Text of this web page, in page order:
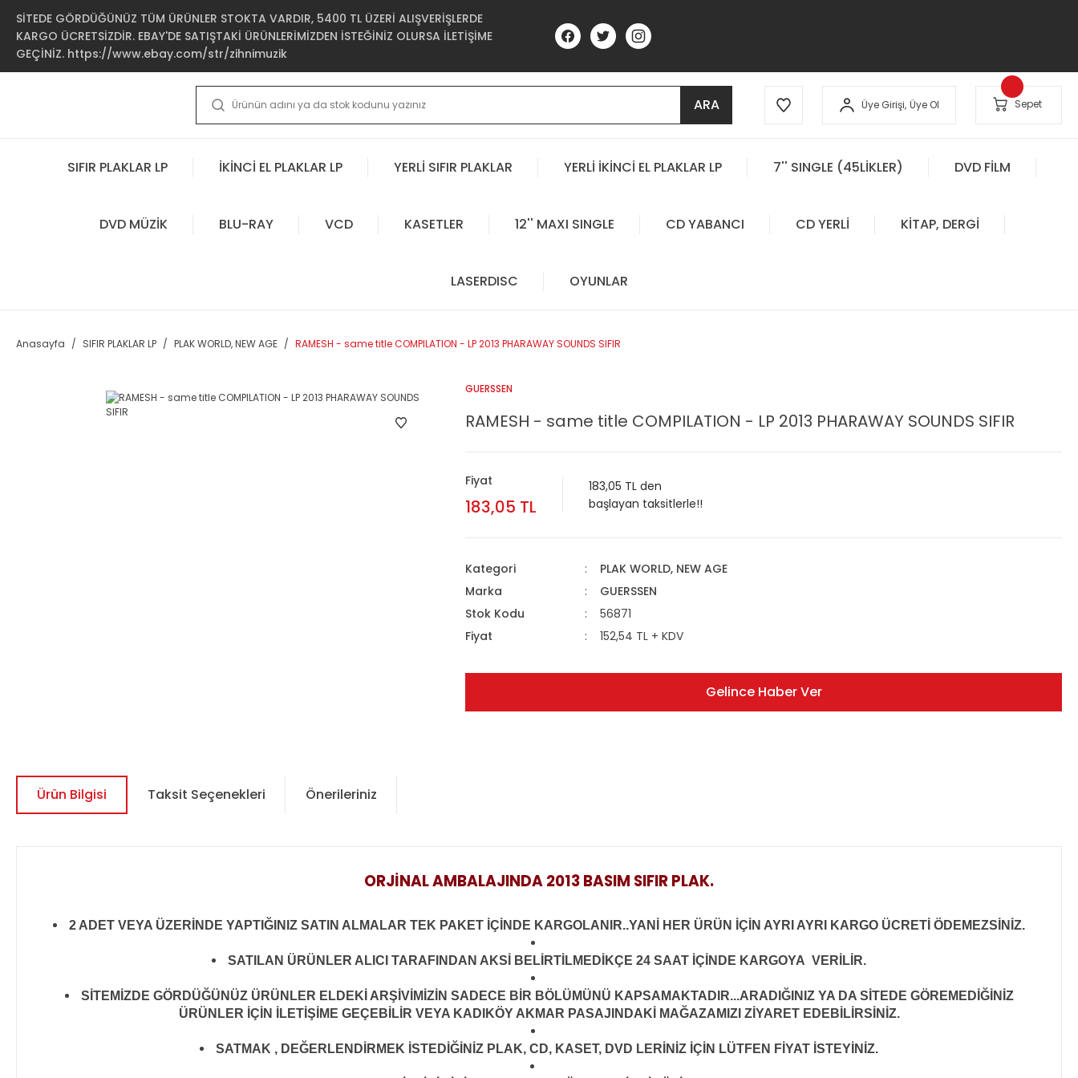
SİTEDE GÖRDÜĞÜNÜZ TÜM ÜRÜNLER STOKTA VARDIR, 5400 TL ÜZERİ ALIŞVERİŞLERDE
KARGO ÜCRETSİZDİR. EBAY'DE SATIŞTAKİ ÜRÜNLERİMİZDEN İSTEĞİNİZ OLURSA İLETİŞİME
GEÇİNİZ. https://www.ebay.com/str/zihnimuzik
ARA Üye Girişi, Üye Ol Sepet
SIFIR PLAKLAR LP İKİNCİ EL PLAKLAR LP YERLİ SIFIR PLAKLAR YERLİ İKİNCİ EL PLAKLAR LP 7'' SINGLE (45LİKLER) DVD FİLM
DVD MÜZİK BLU-RAY VCD KASETLER 12'' MAXI SINGLE CD YABANCI CD YERLİ KİTAP, DERGİ
LASERDISC OYUNLAR
Anasayfa SIFIR PLAKLAR LP PLAK WORLD, NEW AGE RAMESH - same title COMPILATION - LP 2013 PHARAWAY SOUNDS SIFIR
GUERSSEN
RAMESH - same title COMPILATION - LP 2013 PHARAWAY SOUNDS SIFIR
Fiyat
183,05 TL
183,05 TL den
başlayan taksitlerle!!
Kategori
PLAK WORLD, NEW AGE
Marka
GUERSSEN
Stok Kodu
56871
Fiyat
152,54 TL + KDV
Gelince Haber Ver
Ürün Bilgisi Taksit Seçenekleri Önerileriniz
ORJİNAL AMBALAJINDA 2013 BASIM SIFIR PLAK.
2 ADET VEYA ÜZERİNDE YAPTIĞINIZ SATIN ALMALAR TEK PAKET İÇİNDE KARGOLANIR..YANİ HER ÜRÜN İÇİN AYRI AYRI KARGO ÜCRETİ ÖDEMEZSİNİZ.
SATILAN ÜRÜNLER ALICI TARAFINDAN AKSİ BELİRTİLMEDİKÇE 24 SAAT İÇİNDE KARGOYA VERİLİR.
SİTEMİZDE GÖRDÜĞÜNÜZ ÜRÜNLER ELDEKİ ARŞİVİMİZİN SADECE BİR BÖLÜMÜNÜ KAPSAMAKTADIR...ARADIĞINIZ YA DA SİTEDE GÖREMEDİĞİNİZ
ÜRÜNLER İÇİN İLETİŞİME GEÇEBİLİR VEYA KADIKÖY AKMAR PASAJINDAKİ MAĞAZAMIZI ZİYARET EDEBİLİRSİNİZ.
SATMAK , DEĞERLENDİRMEK İSTEDİĞİNİZ PLAK, CD, KASET, DVD LERİNİZ İÇİN LÜTFEN FİYAT İSTEYİNİZ.